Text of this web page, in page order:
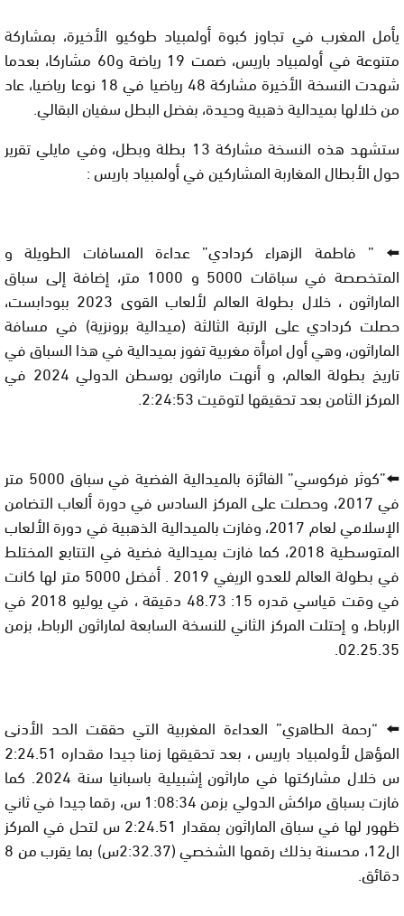
يأمل المغرب في تجاوز كبوة أولمبياد طوكيو الأخيرة، بمشاركة
متنوعة في أولمبياد باريس،
ضمت 19 رياضة و60 مشاركا، بعدما
شهدت النسخة الأخيرة مشاركة 48 رياضيا في 18 نوعا رياضيا، عاد
من خلالها بميدالية ذهبية وحيدة، بفضل البطل سفيان البقالي.
ستشهد هذه النسخة مشاركة 13 بطلة وبطل، وفي مايلي تقرير
حول الأبطال المغاربة المشاركين في أولمبياد باريس :
⬅️ ” فاطمة الزهراء كردادي” عداءة المسافات الطويلة و
المتخصصة في سباقات 5000 و 1000 متر، إضافة إلى سباق
الماراثون ، خلال بطولة العالم لألعاب القوى 2023 ببودابست،
حصلت كردادي على الرتبة الثالثة (ميدالية برونزية) في مسافة
الماراثون، وهي أول امرأة مغربية تفوز بميدالية في هذا السباق في
تاريخ بطولة العالم، و أنهت ماراثون بوسطن الدولي 2024 في
المركز الثامن بعد تحقيقها لتوقيت 2:24:53.
⬅️”كوثر فركوسي” الفائزة بالميدالية الفضية في سباق 5000 متر
في 2017، وحصلت على المركز السادس في دورة ألعاب التضامن
الإسلامي لعام 2017، وفازت بالميدالية الذهبية في دورة الألعاب
المتوسطية 2018، كما فازت بميدالية فضية في التتابع المختلط
في بطولة العالم للعدو الريفي 2019 . أفضل 5000 متر لها كانت
في وقت قياسي قدره 15: 48.73 دقيقة ، في يوليو 2018 في
الرباط، و إحتلت المركز الثاني للنسخة السابعة لماراثون الرباط، بزمن
02.25.35.
⬅️ “رحمة الطاهري” العداءة المغربية التي حققت الحد الأدنى
المؤهل لأولمبياد باريس ، بعد تحقيقها زمنا جيدا مقداره 2:24.51
س خلال مشاركتها في ماراثون إشبيلية باسبانيا سنة 2024. كما
فازت بسباق مراكش الدولي بزمن 1:08:34 س، رقما جيدا في ثاني
ظهور لها في سباق الماراثون بمقدار 2:24.51 س لتحل في المركز
ال12، محسنة بذلك رقمها الشخصي (2:32.37س) بما يقرب من 8
دقائق.